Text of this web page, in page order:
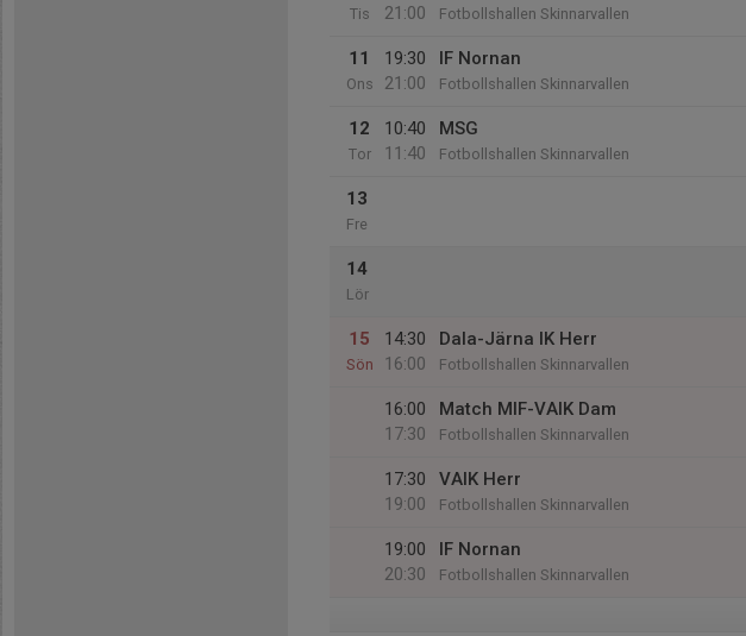
Tis
21:00
Fotbollshallen Skinnarvallen
11
Ons
19:30
21:00
IF Nornan
Fotbollshallen Skinnarvallen
12
Tor
10:40
11:40
MSG
Fotbollshallen Skinnarvallen
13
Fre
14
Lör
15
Sön
14:30
16:00
Dala-Järna IK Herr
Fotbollshallen Skinnarvallen
16:00
17:30
Match MIF-VAIK Dam
Fotbollshallen Skinnarvallen
17:30
19:00
VAIK Herr
Fotbollshallen Skinnarvallen
19:00
20:30
IF Nornan
Fotbollshallen Skinnarvallen